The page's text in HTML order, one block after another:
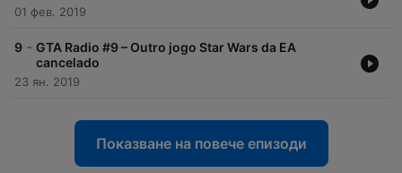
01 фев. 2019
9 - GTA Radio #9 – Outro jogo Star Wars da EA
cancelado
23 ян. 2019
Показване на повече епизоди